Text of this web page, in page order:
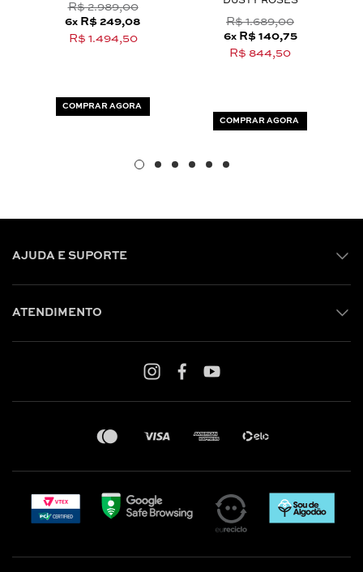
R$ 2.989,00
6x R$ 249,08
R$ 1.494,50
COMPRAR AGORA
R$ 1.689,00
6x R$ 140,75
R$ 844,50
COMPRAR AGORA
AJUDA E SUPORTE
ATENDIMENTO
Whatsapp: (31) 97219-6604
Nossas Lojas